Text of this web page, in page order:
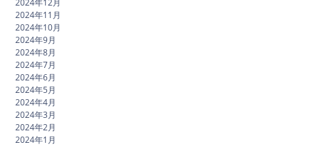
2024年12月
2024年11月
2024年10月
2024年9月
2024年8月
2024年7月
2024年6月
2024年5月
2024年4月
2024年3月
2024年2月
2024年1月